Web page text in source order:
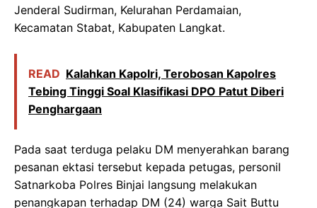
Jenderal Sudirman, Kelurahan Perdamaian,
Kecamatan Stabat, Kabupaten Langkat.
READ Kalahkan Kapolri, Terobosan Kapolres
Tebing Tinggi Soal Klasifikasi DPO Patut Diberi
Penghargaan
Pada saat terduga pelaku DM menyerahkan barang
pesanan ektasi tersebut kepada petugas, personil
Satnarkoba Polres Binjai langsung melakukan
penangkapan terhadap DM (24) warga Sait Buttu